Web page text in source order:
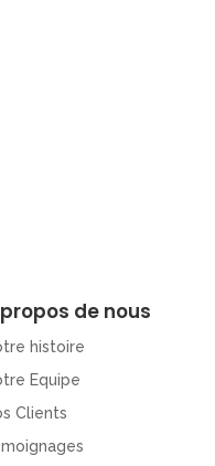
de nous
histoire
Equipe
Clients